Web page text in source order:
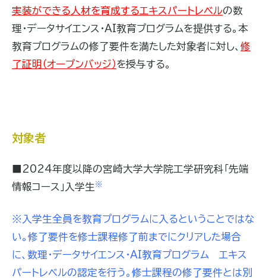
実装ができる人材を育成するエキスパートレベルの数
理・データサイエンス・AI教育プログラムを提供する。本
教育プログラムの修了要件を満たした対象者に対し、 修
了証明（オープンバッジ）を授与する。
対象者
■2024年度以降の宮崎大学大学院工学研究科「先端
情報コース」入学生※
※入学生全員を教育プログラムに入るということではな
い。修了要件を修士課程修了前までにクリアした場合
に、数理・データサイエンス・AI教育プログラム エキス
パートレベルの認定を行う。修士課程の修了要件とは別